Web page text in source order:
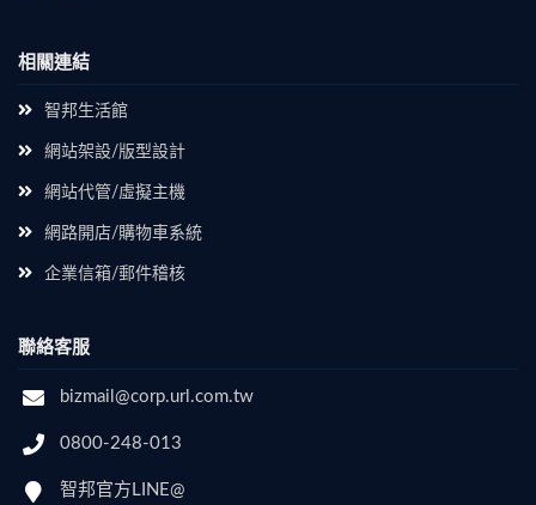
相關連結
智邦生活館
網站架設/版型設計
網站代管/虛擬主機
網路開店/購物車系統
企業信箱/郵件稽核
聯絡客服
bizmail@corp.url.com.tw
0800-248-013
智邦官方LINE@